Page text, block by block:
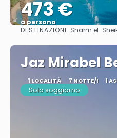
473 €
a persona
DESTINAZIONE:Sharm el-
Jaz Mirabel
1 LOCALITÀ 7 NOTTE/I 1
Solo soggiorno